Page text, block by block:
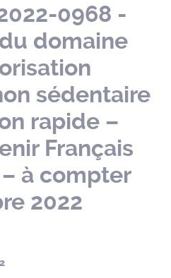
0968 -
domaine
sédentaire
rapide –
Français
à compter
2022